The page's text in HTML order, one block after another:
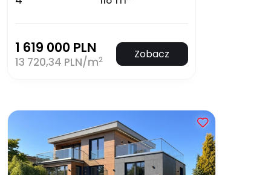
1 619 000 PLN
13 720,34 PLN/m2 Zobacz